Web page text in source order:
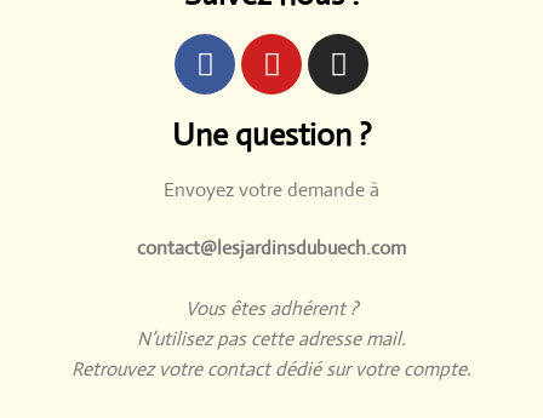
Une question ?
Envoyez votre demande à
contact@lesjardinsdubuech.com
Vous êtes adhérent ?
N’utilisez pas cette adresse mail.
Retrouvez votre contact dédié sur votre compte.